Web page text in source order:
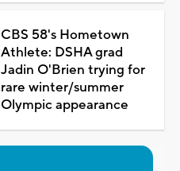
CBS 58's Hometown
Athlete: DSHA grad
Jadin O'Brien trying for
rare winter/summer
Olympic appearance